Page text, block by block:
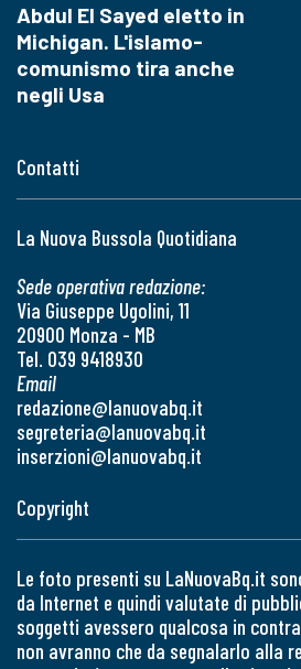
Contatti
La Nuova Bussola Quotidiana
Sede operativa redazione:
Via Giuseppe Ugolini, 11
20900 Monza - MB
Tel. 039 9418930
Email
redazione@lanuovabq.it
segreteria@lanuovabq.it
inserzioni@lanuovabq.it
Abdul El Sayed eletto in
Michigan. L'islamo-
comunismo tira anche
negli Usa
Copyright
Le foto presenti su LaNuovaBq.it
da Internet e quindi valutate di
soggetti avessero qualcosa in
non avranno che da segnalarlo alla